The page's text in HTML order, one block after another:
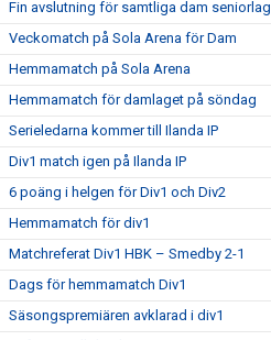
Fin avslutning för samtliga dam seniorlag
Veckomatch på Sola Arena för Dam
Hemmamatch på Sola Arena
Hemmamatch för damlaget på söndag
Serieledarna kommer till Ilanda IP
Div1 match igen på Ilanda IP
6 poäng i helgen för Div1 och Div2
Hemmamatch för div1
Matchreferat Div1 HBK – Smedby 2-1
Dags för hemmamatch Div1
Säsongspremiären avklarad i div1